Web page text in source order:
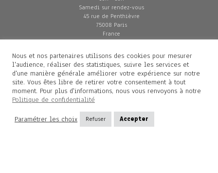
Samedi sur rendez-vous
45 rue de Penthièvre
75008 Paris
France
© Galerie Diane de Polignac, Paris, 2026
Politique de Confidentialité
CGV
Mentions légales
Livraisons
Nous et nos partenaires utilisons des cookies pour mesurer
l'audience, réaliser des statistiques, suivre les services et
d'une manière générale améliorer votre expérience sur notre
site. Vous êtes libre de retirer votre consentement à tout
moment. Pour plus d'informations, nous vous renvoyons à notre
Politique de confidentialité
Paramétrer les choix Refuser Accepter